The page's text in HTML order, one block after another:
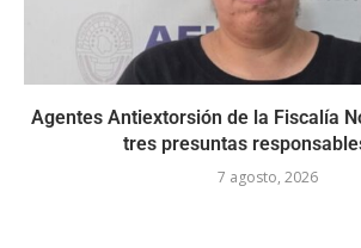
Agentes Antiextorsión de la Fiscalía
tres presuntas
7 agosto, 2026